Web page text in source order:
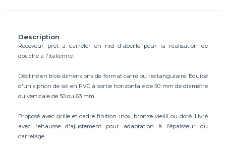
Description
Receveur prêt à carreler en nid d'abeille pour la réalisation de
douche à l'italienne.
Décliné en trois dimensions de format carré ou rectangulaire. Équipé
d'un siphon de sol en PVC à sortie horizontale de 50 mm de diamètre
ou verticale de 50 ou 63 mm.
Proposé avec grille et cadre finition inox, bronze vieilli ou doré. Livré
avec rehausse d'ajustement pour adaptation à l'épaisseur du
carrelage.